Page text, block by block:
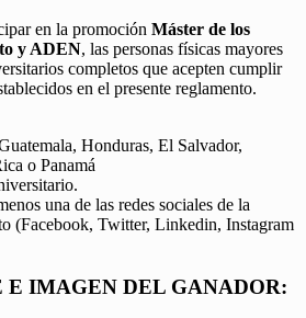
en la promoción Máster de los
y ADEN, las personas físicas mayores
completos que acepten cumplir
en el presente reglamento.
Honduras, El Salvador,
o Panamá
una de las redes sociales de la
(Facebook, Twitter, Linkedin, Instagram
E IMAGEN DEL GANADOR: